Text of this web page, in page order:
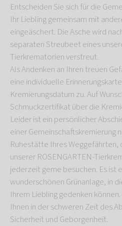
Entscheiden Sie sich für die
Ihr Liebling gemeinsam mit
eingeäschert. Die Asche wird
separaten Streubeet eines
Tierkrematorien verstreut.
Als Andenken an Ihren treuen
eine individuelle
Kremierungsdatum zu. Auf
Schmuckzertifikat über die
Leider ist ein persönlicher
einer Gemeinschaftskremierung
Ruhestätte Ihres Weggefährten,
unserer ROSENGARTEN-
jederzeit gerne besuchen. Es ist
wunderschönen Grünanlage, in
Ihrem Liebling gedenken
Ihnen in der schweren Zeit des
Sicherheit und Geborgenheit.